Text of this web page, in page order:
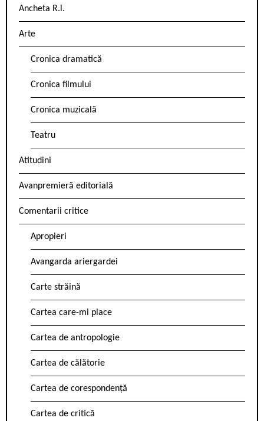
Ancheta R.l.
Arte
Cronica dramatică
Cronica filmului
Cronica muzicală
Teatru
Atitudini
Avanpremieră editorială
Comentarii critice
Apropieri
Avangarda ariergardei
Carte străină
Cartea care-mi place
Cartea de antropologie
Cartea de călătorie
Cartea de corespondență
Cartea de critică